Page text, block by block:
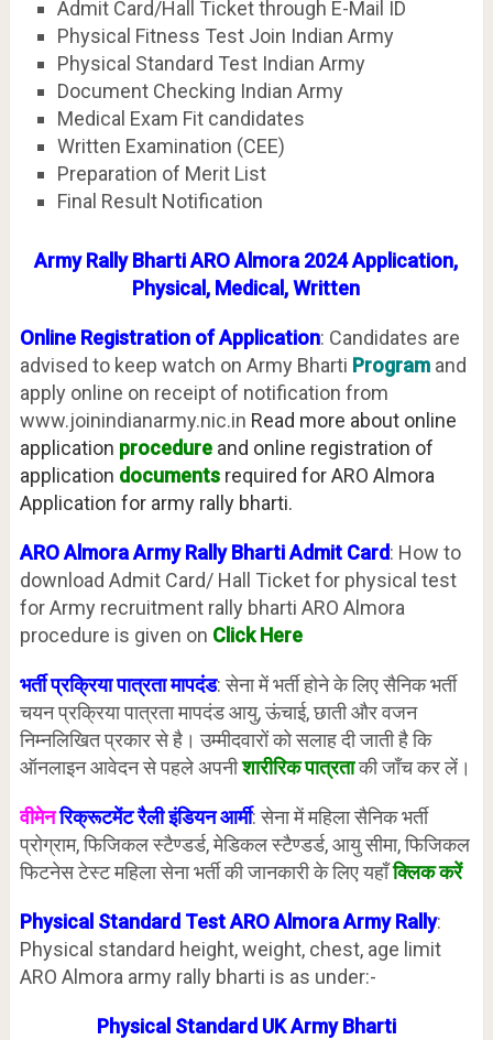
Admit Card/Hall Ticket through E-Mail ID
Physical Fitness Test Join Indian Army
Physical Standard Test Indian Army
Document Checking Indian Army
Medical Exam Fit candidates
Written Examination (CEE)
Preparation of Merit List
Final Result Notification
Army Rally Bharti ARO Almora 2024 Application,
Physical, Medical, Written
Online Registration of Application: Candidates are
advised to keep watch on Army Bharti Programand
apply online on receipt of notification from
www.joinindianarmy.nic.in Read more about online
application procedure and online registration of
application documentsrequired for ARO Almora
Application for army rally bharti.
ARO Almora Army Rally Bharti Admit Card: How to
download Admit Card/ Hall Ticket for physical test
for Army recruitment rally bharti ARO Almora
procedure is given on Click Here
भर्ती प्रक्रिया पात्रता मापदंड: सेना में भर्ती होने के लिए सैनिक भर्ती
चयन प्रक्रिया पात्रता मापदंड आयु, ऊंचाई, छाती और वजन
निम्नलिखित प्रकार से है। उम्मीदवारों को सलाह दी जाती है कि
ऑनलाइन आवेदन से पहले अपनीशारीरिक पात्रताकी जाँच कर लें।
वीमेनरिक्रूटमेंट रैली इंडियन आर्मी: सेना में महिला सैनिक भर्ती
प्रोग्राम, फिजिकल स्टैण्डर्ड, मेडिकल स्टैण्डर्ड, आयु सीमा, फिजिकल
फिटनेस टेस्ट महिला सेना भर्ती की जानकारी के लिए यहाँक्लिक करें
Physical Standard Test ARO Almora Army Rally:
Physical standard height, weight, chest, age limit
ARO Almora army rally bharti is as under:-
Physical Standard UK Army Bharti